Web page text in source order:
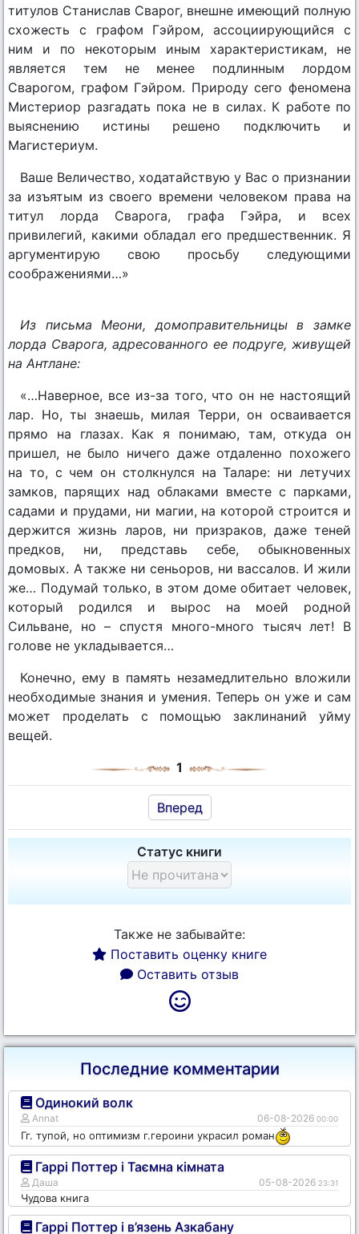
титулов Станислав Сварог, внешне имеющий полную
схожесть с графом Гэйром, ассоциирующийся с
ним и по некоторым иным характеристикам, не
является тем не менее подлинным лордом
Сварогом, графом Гэйром. Природу сего феномена
Мистериор разгадать пока не в силах. К работе по
выяснению истины решено подключить и
Магистериум.
Ваше Величество, ходатайствую у Вас о признании
за изъятым из своего времени человеком права на
титул лорда Сварога, графа Гэйра, и всех
привилегий, какими обладал его предшественник. Я
аргументирую свою просьбу следующими
соображениями…»
Из письма Меони, домоправительницы в замке
лорда Сварога, адресованного ее подруге, живущей
на Антлане:
«…Наверное, все из-за того, что он не настоящий
лар. Но, ты знаешь, милая Терри, он осваивается
прямо на глазах. Как я понимаю, там, откуда он
пришел, не было ничего даже отдаленно похожего
на то, с чем он столкнулся на Таларе: ни летучих
замков, парящих над облаками вместе с парками,
садами и прудами, ни магии, на которой строится и
держится жизнь ларов, ни призраков, даже теней
предков, ни, представь себе, обыкновенных
домовых. А также ни сеньоров, ни вассалов. И жили
же… Подумай только, в этом доме обитает человек,
который родился и вырос на моей родной
Сильване, но – спустя много-много тысяч лет! В
голове не укладывается…
Конечно, ему в память незамедлительно вложили
необходимые знания и умения. Теперь он уже и сам
может проделать с помощью заклинаний уйму
вещей.
1
Вперед
Статус книги
Также не забывайте:
Поставить оценку книге
Оставить отзыв
Последние комментарии
Одинокий волк
Annat 06-08-2026 00:00
Гг. тупой, но оптимизм г.героини украсил роман
Гаррі Поттер і Таємна кімната
Даша 05-08-2026 23:31
Чудова книга
Гаррі Поттер і в’язень Азкабану